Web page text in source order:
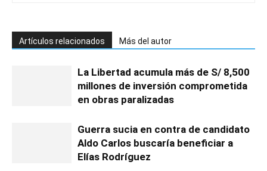
Artículos relacionados Más del autor
La Libertad acumula más de S/ 8,500
millones de inversión comprometida
en obras paralizadas
Guerra sucia en contra de candidato
Aldo Carlos buscaría beneficiar a
Elías Rodríguez